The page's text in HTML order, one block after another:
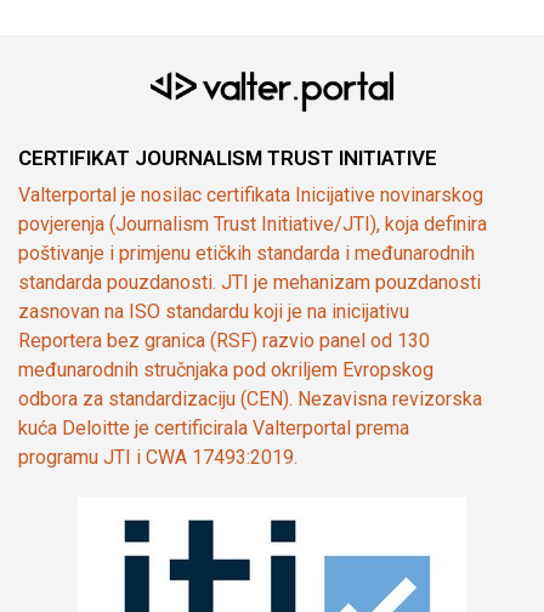
CERTIFIKAT JOURNALISM TRUST INITIATIVE
Valterportal je nosilac certifikata Inicijative novinarskog
povjerenja (Journalism Trust Initiative/JTI), koja definira
poštivanje i primjenu etičkih standarda i međunarodnih
standarda pouzdanosti. JTI je mehanizam pouzdanosti
zasnovan na ISO standardu koji je na inicijativu
Reportera bez granica (RSF) razvio panel od 130
međunarodnih stručnjaka pod okriljem Evropskog
odbora za standardizaciju (CEN). Nezavisna revizorska
kuća Deloitte je certificirala Valterportal prema
programu JTI i CWA 17493:2019.